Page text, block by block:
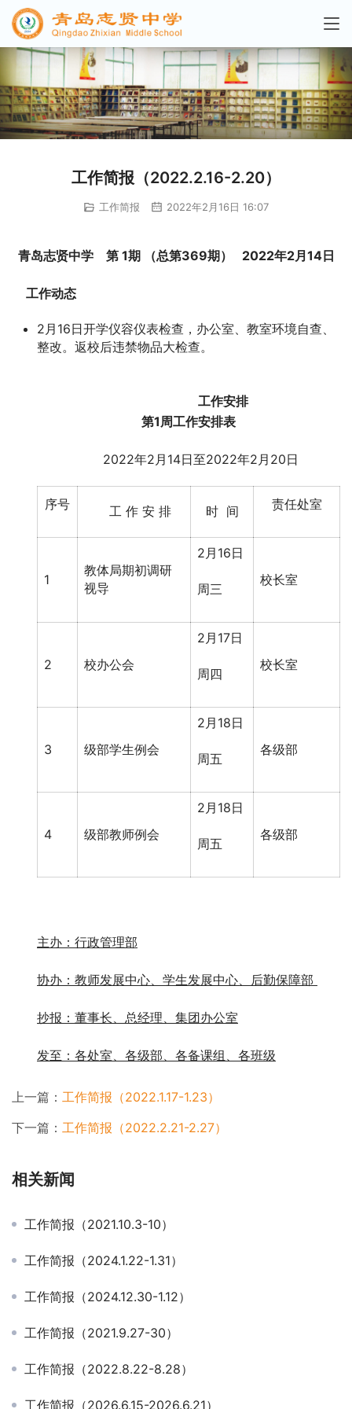
工作简报（2022.2.16-2.20）
工作简报 2022年2月16日 16:07
青岛志贤中学    第 1期 （总第369期）   2022年2月14日
工作动态
2月16日开学仪容仪表检查，办公室、教室环境自查、
整改。返校后违禁物品大检查。
工作安排
第1 周工作安排表
2022年2月14日至2022年2月20日
序号 工 作 安 排 时 间 责任处室
1
教体局期初调研
视导
2月16日
周三
校长室
2 校办公会
2月17日
周四
校长室
3 级部学生例会
2月18日
周五
各级部
4 级部教师例会
2月18日
周五
各级部
主办： 行政管理部
协办： 教师发展中心、学生发展中心、后勤保障部
抄报：董事长、总经理、集团办公室
发至：各处室、各级部、各备课组、各班级
上一篇： 工作简报（2022.1.17-1.23）
下一篇： 工作简报（2022.2.21-2.27）
相关新闻
工作简报（2021.10.3-10）
工作简报（2024.1.22-1.31）
工作简报（2024.12.30-1.12）
工作简报（2021.9.27-30）
工作简报（2022.8.22-8.28）
工作简报（2026.6.15-2026.6.21）